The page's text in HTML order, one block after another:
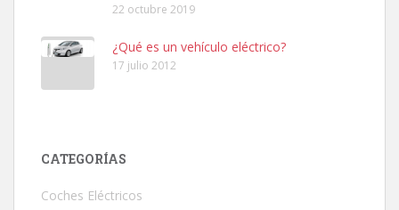
22 octubre 2019
¿Qué es un vehículo eléctrico?
17 julio 2012
CATEGORÍAS
Coches Eléctricos